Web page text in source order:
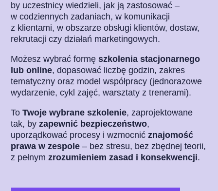
by uczestnicy wiedzieli, jak ją zastosować –
w codziennych zadaniach, w komunikacji
z klientami, w obszarze obsługi klientów, dostaw,
rekrutacji czy działań marketingowych.
Możesz wybrać formęszkolenia stacjonarnego
lub online, dopasować liczbę godzin, zakres
tematyczny oraz model współpracy (jednorazowe
wydarzenie, cykl zajęć, warsztaty z trenerami).
ToTwoje wybrane szkolenie, zaprojektowane
tak, byzapewnić bezpieczeństwo,
uporządkować procesy i wzmocnićznajomość
prawa w zespole – bez stresu, bez zbędnej teorii,
z pełnymzrozumieniem zasad i konsekwencji.